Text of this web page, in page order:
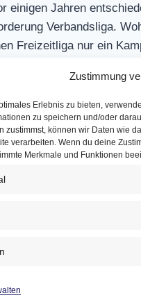
Zustimmung
Erlebnis zu bieten,
zu speichern und/oder
zustimmst, können wir Daten wie
verarbeiten. Wenn du deine
Merkmale und Funktionen
einigen Jahren
Verbandsliga.
Freizeitliga nur ein